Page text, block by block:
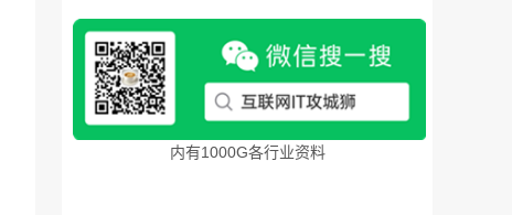
内有1000G各行业资料